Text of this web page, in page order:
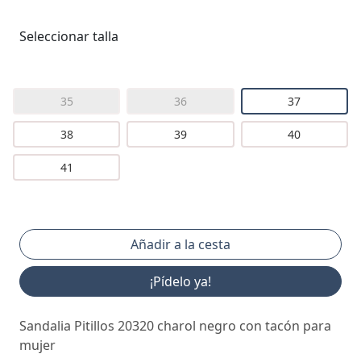
Seleccionar talla
35 36 37
38 39 40
41
¡Pídelo ya!
Sandalia Pitillos 20320 charol negro con tacón para
mujer